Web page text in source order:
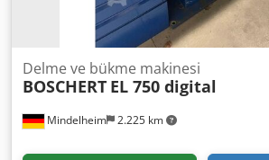
Mindelheim 2.225 km
Delme ve bükme makinesi
BOSCHERT EL 750 digital